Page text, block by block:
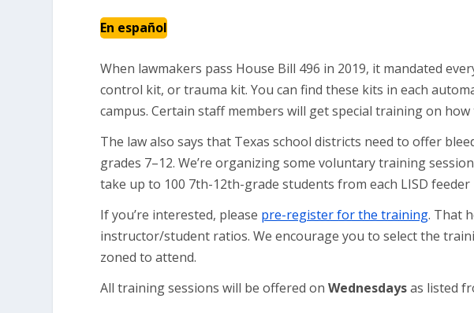
En español
When lawmakers pass House Bill 496 in 2019, it mandated
control kit, or trauma kit. You can find these kits in each
campus. Certain staff members will get special training on
The law also says that Texas school districts need to offer
grades 7–12. We’re organizing some voluntary training
take up to 100 7th-12th-grade students from each LISD
If you’re interested, please pre-register for the training. That
instructor/student ratios. We encourage you to select the
zoned to attend.
All training sessions will be offered onWednesdaysas listed